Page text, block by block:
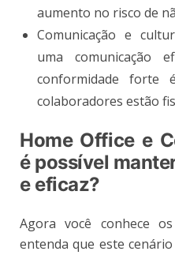
aumento no risco de
Comunicação e
uma comunicação
conformidade forte
colaboradores estão
Home Office e
é possível
e eficaz?
Agora você conhece
entenda que este